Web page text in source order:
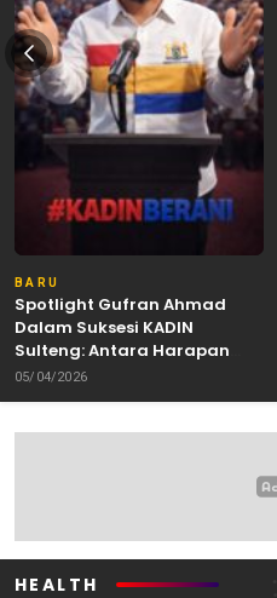
BARU
Spotlight Gufran Ahmad
Dalam Suksesi KADIN
Sulteng: Antara Harapan
dan Kebutuhan Perubahan
Oleh: Anshar Munir
05/04/2026
HEALTH